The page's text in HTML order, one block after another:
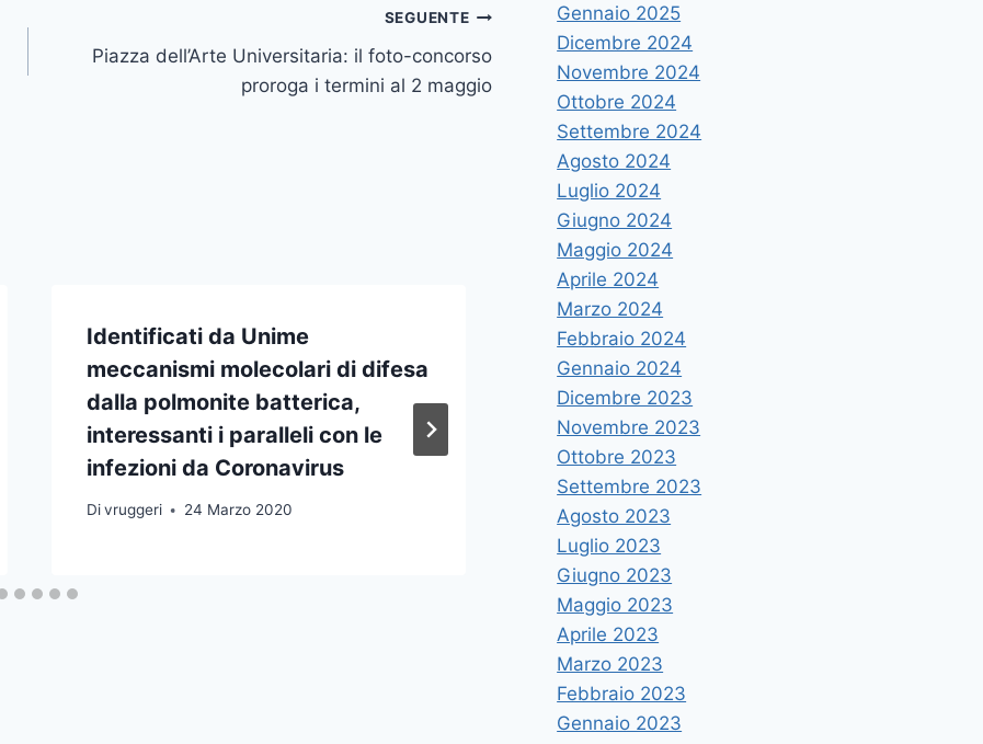
SEGUENTE
Piazza dell’Arte Universitaria: il foto-concorso
proroga i termini al 2 maggio
Identificati da Unime
meccanismi molecolari di difesa
dalla polmonite batterica,
interessanti i paralleli con le
infezioni da Coronavirus
Di vruggeri 24 Marzo 2020
Alla Ricercatrice Unime Irene
Paterniti il “Premio Galeno Italia
2017” per la ricerca clinica o
sperimentale
Diastramandino 23 Giugno 2017
Gennaio 2025
Dicembre 2024
Novembre 2024
Ottobre 2024
Settembre 2024
Agosto 2024
Luglio 2024
Giugno 2024
Maggio 2024
Aprile 2024
Marzo 2024
Febbraio 2024
Gennaio 2024
Dicembre 2023
Novembre 2023
Ottobre 2023
Settembre 2023
Agosto 2023
Luglio 2023
Giugno 2023
Maggio 2023
Aprile 2023
Marzo 2023
Febbraio 2023
Gennaio 2023